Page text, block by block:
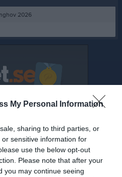
My Personal Information
sharing to third parties, or
sensitive information for
use the below opt-out
Please note that after your
you may continue seeing
2026